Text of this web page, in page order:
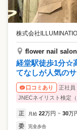
株式会社
flower nail salon
経堂駅徒歩1分☆
てなしが人気の
口コミあり 正社員
JNECネイリスト検定（
正 月給 22万円 ~ 30万
委 完全歩合